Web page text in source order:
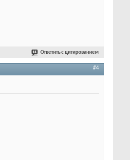
Ответить с цитированием
#4